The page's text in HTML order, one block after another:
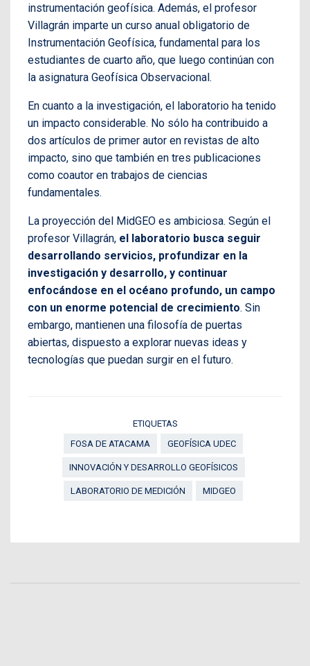
instrumentación geofísica. Además, el profesor
Villagrán imparte un curso anual obligatorio de
Instrumentación Geofísica, fundamental para los
estudiantes de cuarto año, que luego continúan con
la asignatura Geofísica Observacional.
En cuanto a la investigación, el laboratorio ha tenido
un impacto considerable. No sólo ha contribuido a
dos artículos de primer autor en revistas de alto
impacto, sino que también en tres publicaciones
como coautor en trabajos de ciencias
fundamentales.
La proyección del MidGEO es ambiciosa. Según el
profesor Villagrán, el laboratorio busca seguir
desarrollando servicios, profundizar en la
investigación y desarrollo, y continuar
enfocándose en el océano profundo, un campo
con un enorme potencial de crecimiento. Sin
embargo, mantienen una filosofía de puertas
abiertas, dispuesto a explorar nuevas ideas y
tecnologías que puedan surgir en el futuro.
ETIQUETAS
FOSA DE ATACAMA
GEOFÍSICA UDEC
INNOVACIÓN Y DESARROLLO GEOFÍSICOS
LABORATORIO DE MEDICIÓN MIDGEO